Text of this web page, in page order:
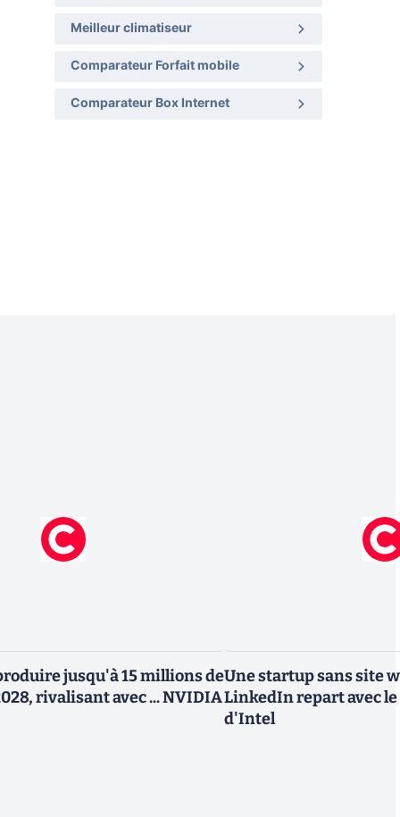
Meilleur climatiseur
Comparateur Forfait mobile
Comparateur Box Internet
jusqu'à 15 millions de
rivalisant avec ... NVIDIA
Une startup sans site
LinkedIn repart avec le
d'Intel